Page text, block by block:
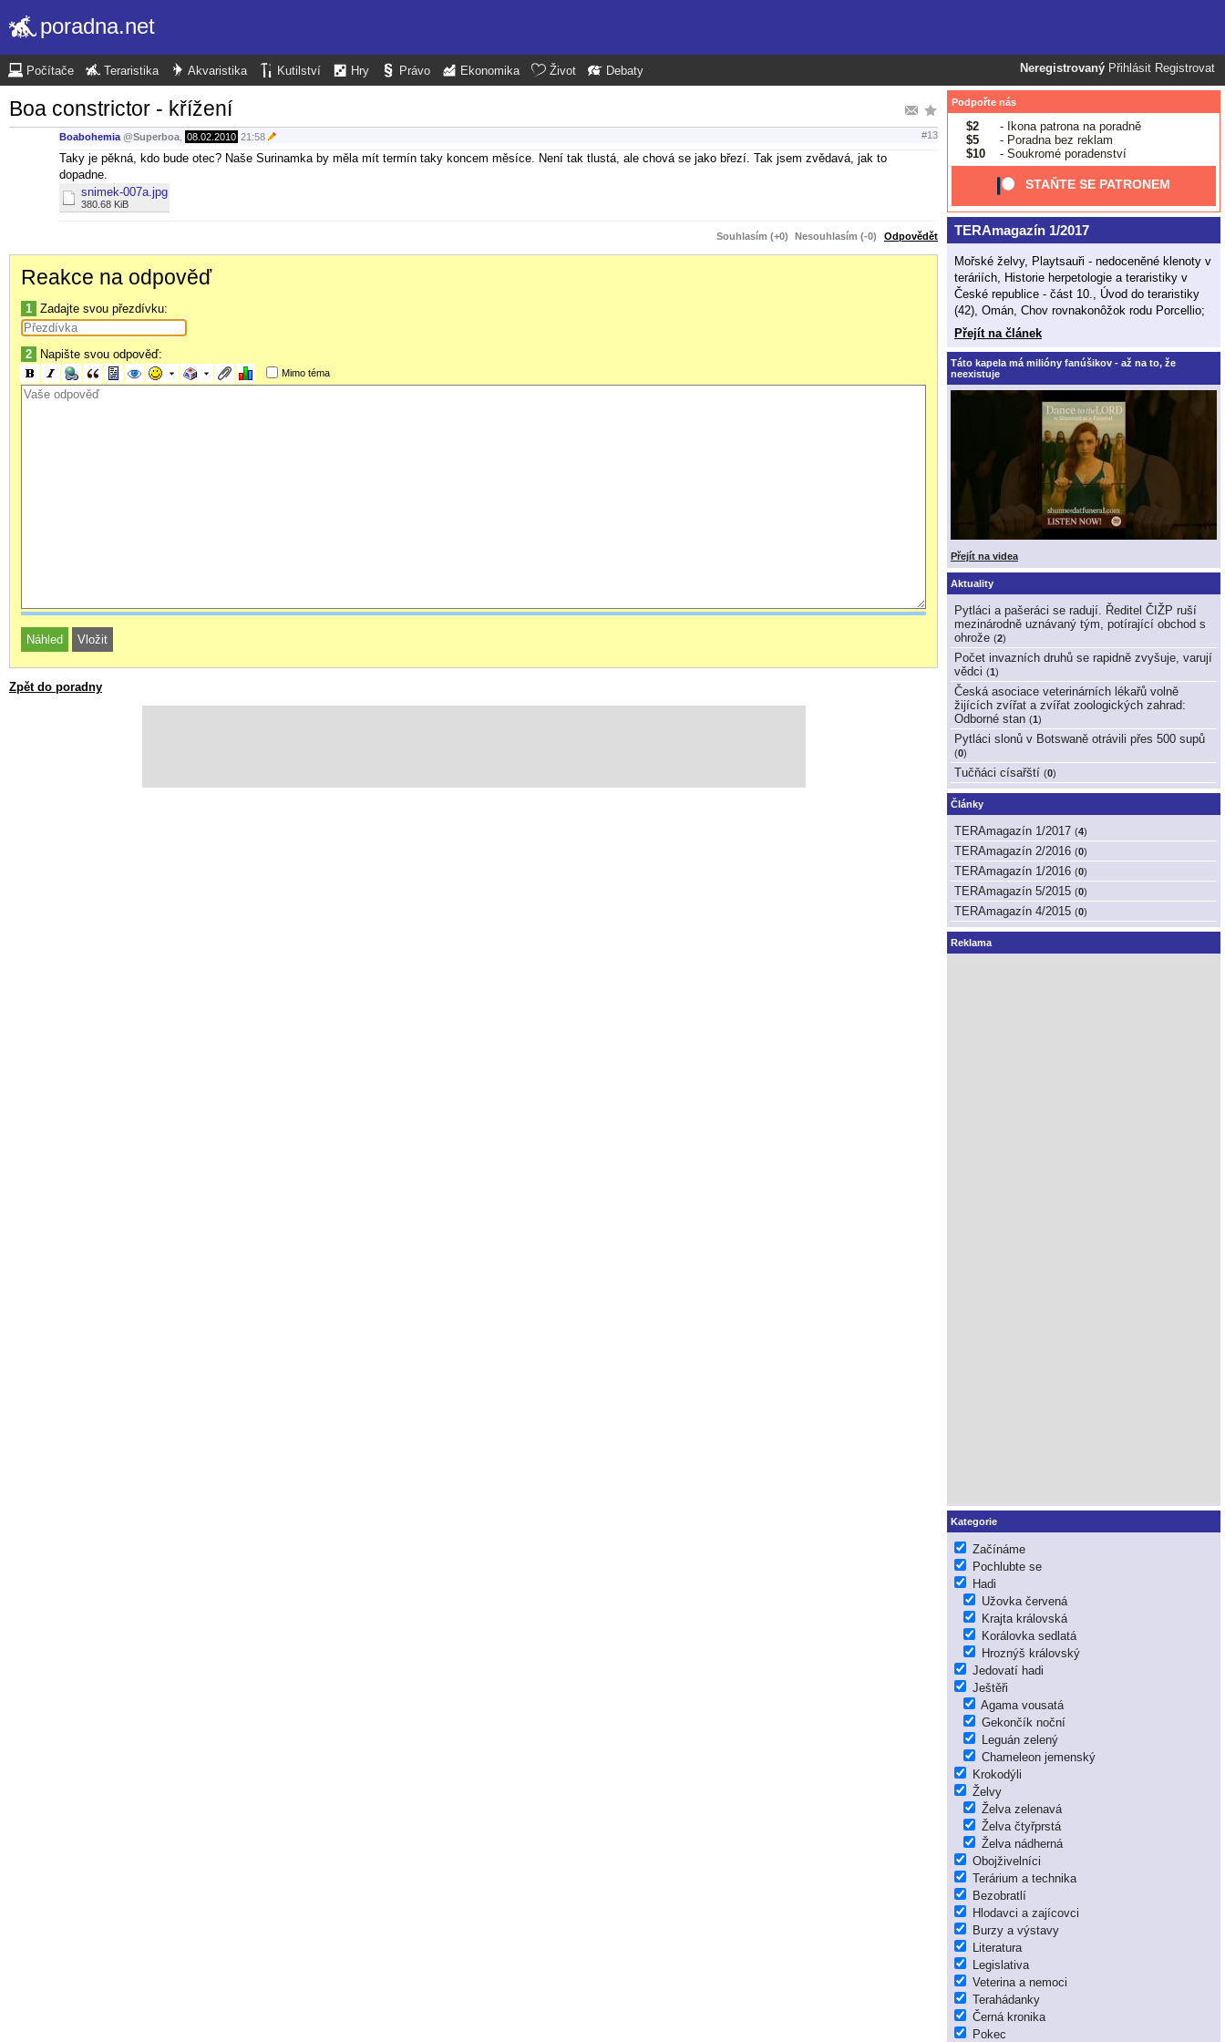
poradna.net
Neregistrovaný Přihlásit Registrovat
Počítače Teraristika Akvaristika Kutilství Hry Právo Ekonomika Život Debaty
Boa constrictor - křížení
Boabohemia @Superboa 08.02.2010 21:58 #13
Taky je pěkná, kdo bude otec? Naše Surinamka by měla mít termín taky koncem měsíce. Není tak tlustá, ale chová se jako březí. Tak jsem zvědavá, jak to
dopadne.
snimek-007a.jpg
380.68 KiB
Souhlasím (+0) Nesouhlasím (-0) Odpovědět
Reakce na odpověď
1 Zadajte svou přezdívku:
2 Napište svou odpověď:
Mimo téma
Zpět do poradny
Podpořte nás
$2
- Ikona patrona na poradně
$5
- Poradna bez reklam
$10
- Soukromé poradenství
STAŇTE SE PATRONEM
TERAmagazín 1/2017
Mořské želvy, Playtsauři - nedoceněné klenoty v
teráriích, Historie herpetologie a teraristiky v
České republice - část 10., Úvod do teraristiky
(42), Omán, Chov rovnakonôžok rodu Porcellio;
Přejít na článek
Táto kapela má milióny fanúšikov - až na to, že
neexistuje
Přejít na videa
Aktuality
Pytláci a pašeráci se radují. Ředitel ČIŽP ruší
mezinárodně uznávaný tým, potírající obchod s
ohrože (2)
Počet invazních druhů se rapidně zvyšuje, varují
vědci (1)
Česká asociace veterinárních lékařů volně
žijících zvířat a zvířat zoologických zahrad:
Odborné stan (1)
Pytláci slonů v Botswaně otrávili přes 500 supů
(0)
Tučňáci císařští (0)
Články
TERAmagazín 1/2017 (4)
TERAmagazín 2/2016 (0)
TERAmagazín 1/2016 (0)
TERAmagazín 5/2015 (0)
TERAmagazín 4/2015 (0)
Reklama
Kategorie
Začínáme
Pochlubte se
Hadi
Užovka červená
Krajta královská
Korálovka sedlatá
Hroznýš královský
Jedovatí hadi
Ještěři
Agama vousatá
Gekončík noční
Leguán zelený
Chameleon jemenský
Krokodýli
Želvy
Želva zelenavá
Želva čtyřprstá
Želva nádherná
Obojživelníci
Terárium a technika
Bezobratlí
Hlodavci a zajícovci
Burzy a výstavy
Literatura
Legislativa
Veterina a nemoci
Terahádanky
Černá kronika
Pokec